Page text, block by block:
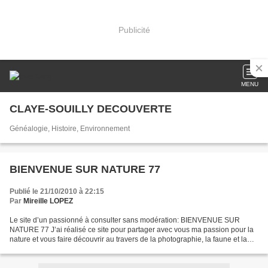
Publicité
MENU
CLAYE-SOUILLY DECOUVERTE
Généalogie, Histoire, Environnement
BIENVENUE SUR NATURE 77
Publié le 21/10/2010 à 22:15
Par Mireille LOPEZ
Le site d’un passionné à consulter sans modération: BIENVENUE SUR
NATURE 77 J’ai réalisé ce site pour partager avec vous ma passion pour la
nature et vous faire découvrir au travers de la photographie, la faune et la